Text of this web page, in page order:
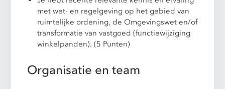
met wet- en regelgeving op het gebied van
ruimtelijke ordening, de Omgevingswet en/of
transformatie van vastgoed (functiewijziging
winkelpanden). (5 Punten)
Organisatie en team